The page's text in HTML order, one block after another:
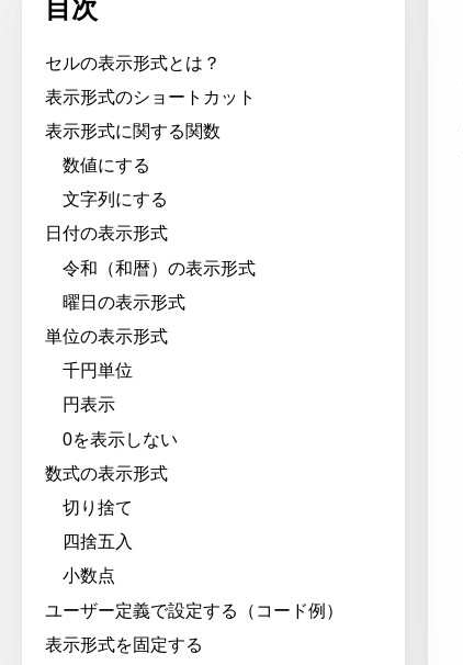
目次
セルの表示形式とは？
表示形式のショートカット
表示形式に関する関数
数値にする
文字列にする
日付の表示形式
令和（和暦）の表示形式
曜日の表示形式
単位の表示形式
千円単位
円表示
0を表示しない
数式の表示形式
切り捨て
四捨五入
小数点
ユーザー定義で設定する（コード例）
表示形式を固定する